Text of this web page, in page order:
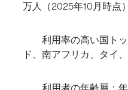
万人（2025年10月時点
利用率の高い国ト
ド、南アフリカ、タイ